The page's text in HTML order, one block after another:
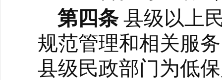
第四条 县级以上
规范管理和相关服
县级民政部门为低